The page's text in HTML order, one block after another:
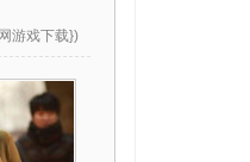
游戏下载})